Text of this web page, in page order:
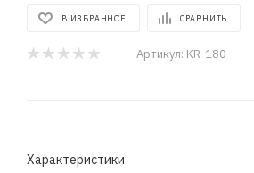
В ИЗБРАННОЕ СРАВНИТЬ
Артикул: KR-180
Характеристики